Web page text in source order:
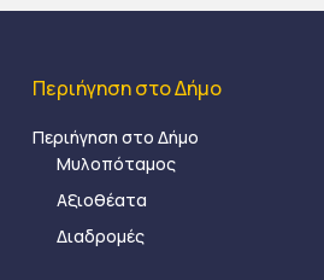
Περιήγηση στο Δήμο
Περιήγηση στο Δήμο
Μυλοπόταμος
Αξιοθέατα
Διαδρομές